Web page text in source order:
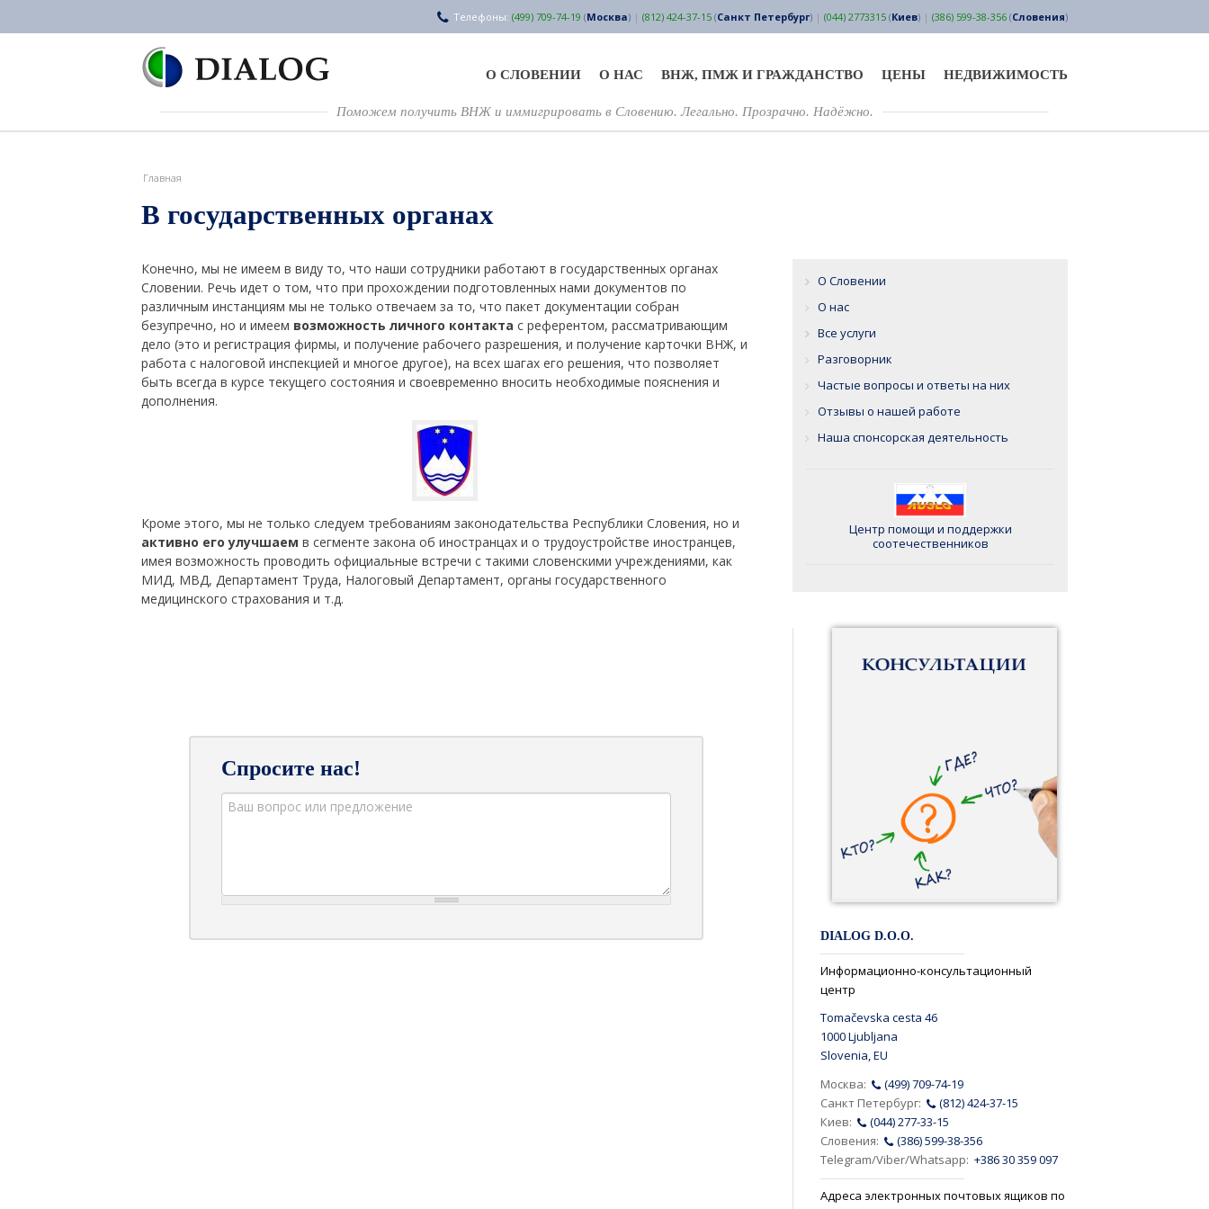
Телефоны: (499) 709-74-19 (Москва) | (812) 424-37-15 (Санкт Петербург) | (044) 2773315 (Киев) | (386) 599-38-356 (Словения)
О СЛОВЕНИИ О НАС ВНЖ, ПМЖ И ГРАЖДАНСТВО ЦЕНЫ НЕДВИЖИМОСТЬ
Поможем получить ВНЖ и иммигрировать в Словению. Легально. Прозрачно. Надёжно.
Главная
В государственных органах
Конечно, мы не имеем в виду то, что наши сотрудники работают в государственных органах
Словении. Речь идет о том, что при прохождении подготовленных нами документов по
различным инстанциям мы не только отвечаем за то, что пакет документации собран
безупречно, но и имеем возможность личного контакта с референтом, рассматривающим
дело (это и регистрация фирмы, и получение рабочего разрешения, и получение карточки ВНЖ, и
работа с налоговой инспекцией и многое другое), на всех шагах его решения, что позволяет
быть всегда в курсе текущего состояния и своевременно вносить необходимые пояснения и
дополнения.
Кроме этого, мы не только следуем требованиям законодательства Республики Словения, но и
активно его улучшаем в сегменте закона об иностранцах и о трудоустройстве иностранцев,
имея возможность проводить официальные встречи с такими словенскими учреждениями, как
МИД, МВД, Департамент Труда, Налоговый Департамент, органы государственного
медицинского страхования и т.д.
Спросите нас!
О Словении
О нас
Все услуги
Разговорник
Частые вопросы и ответы на них
Отзывы о нашей работе
Наша спонсорская деятельность
Центр помощи и поддержки
соотечественников
DIALOG D.O.O.
Информационно-консультационный
центр
Tomačevska cesta 46
1000 Ljubljana
Slovenia, EU
Москва:
(499) 709-74-19
Санкт Петербург:
(812) 424-37-15
Киев:
(044) 277-33-15
Словения:
(386) 599-38-356
Telegram/Viber/Whatsapp: +386 30 359 097
Адреса электронных почтовых ящиков по